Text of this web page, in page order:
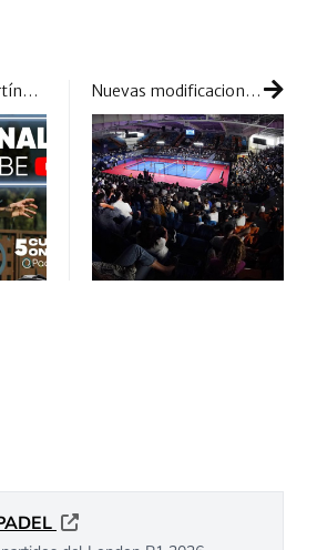
Peter Alonso Martínez estrena su propio canal de Youtube con un súper sorteo Nuevas modificaciones en la organización de los torneos: cambia el sistema de 1/16